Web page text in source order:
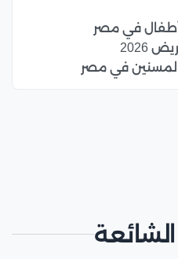
في مصر
2026
في مصر
الشائعة